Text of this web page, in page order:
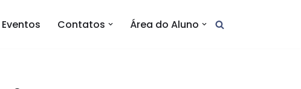
Contatos Área do Aluno